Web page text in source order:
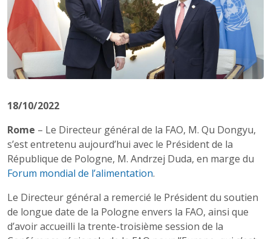
18/10/2022
Rome – Le Directeur général de la FAO, M. Qu Dongyu,
s’est entretenu aujourd’hui avec le Président de la
République de Pologne, M. Andrzej Duda, en marge du
Forum mondial de l’alimentation.
Le Directeur général a remercié le Président du soutien
de longue date de la Pologne envers la FAO, ainsi que
d’avoir accueilli la trente-troisième session de la